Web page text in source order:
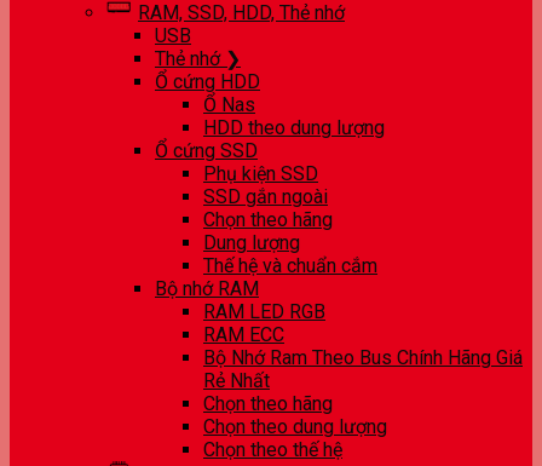
RAM, SSD, HDD, Thẻ nhớ
USB
Thẻ nhớ ❯
Ổ cứng HDD
Ổ Nas
HDD theo dung lượng
Ổ cứng SSD
Phụ kiện SSD
SSD gắn ngoài
Chọn theo hãng
Dung lượng
Thế hệ và chuẩn cắm
Bộ nhớ RAM
RAM LED RGB
RAM ECC
Bộ Nhớ Ram Theo Bus Chính Hãng Giá
Rẻ Nhất
Chọn theo hãng
Chọn theo dung lượng
Chọn theo thế hệ